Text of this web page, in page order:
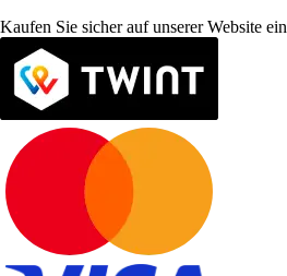
Kaufen Sie sicher auf unserer Website ein